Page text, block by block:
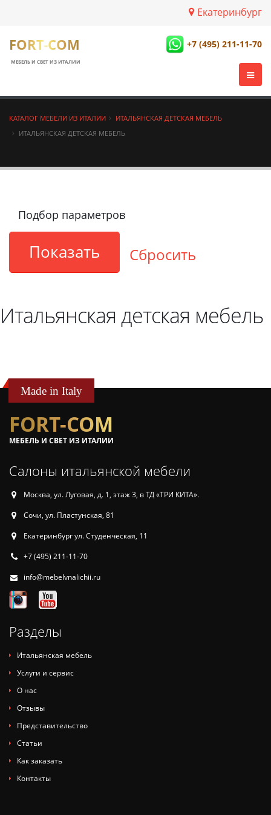
Екатеринбург
FORT-COM
МЕБЕЛЬ И СВЕТ ИЗ ИТАЛИИ
+7 (495) 211-11-70
КАТАЛОГ МЕБЕЛИ ИЗ ИТАЛИИ
ИТАЛЬЯНСКАЯ ДЕТСКАЯ МЕБЕЛЬ
ИТАЛЬЯНСКАЯ ДЕТСКАЯ МЕБЕЛЬ
Подбор параметров
Итальянская детская мебель
Made in Italy
FORT-COM
МЕБЕЛЬ И СВЕТ ИЗ ИТАЛИИ
Салоны итальянской мебели
Москва, ул. Луговая, д. 1, этаж 3, в ТД «ТРИ КИТА».
Сочи, ул. Пластунская, 81
Екатеринбург ул. Студенческая, 11
+7 (495) 211-11-70
info@mebelvnalichii.ru
Разделы
Итальянская мебель
Услуги и сервис
О нас
Отзывы
Представительство
Статьи
Как заказать
Контакты